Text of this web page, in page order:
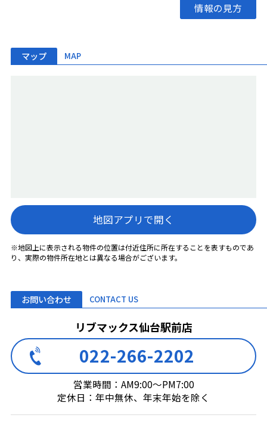
情報の見方
マップ MAP
地図アプリで開く
※地図上に表示される物件の位置は付近住所に所在することを表すものであ
り、実際の物件所在地とは異なる場合がございます。
お問い合わせ CONTACT US
リブマックス仙台駅前店
022-266-2202
営業時間：AM9:00～PM7:00
定休日：年中無休、年末年始を除く